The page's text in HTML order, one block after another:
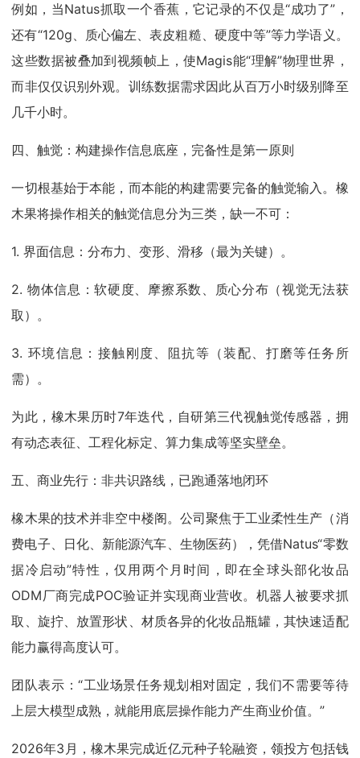
例如，当Natus抓取一个香蕉，它记录的不仅是“成功了”，
还有“120g、质心偏左、表皮粗糙、硬度中等”等力学语义。
这些数据被叠加到视频帧上，使Magis能“理解”物理世界，
而非仅仅识别外观。训练数据需求因此从百万小时级别降至
几千小时。
四、触觉：构建操作信息底座，完备性是第一原则
一切根基始于本能，而本能的构建需要完备的触觉输入。橡
木果将操作相关的触觉信息分为三类，缺一不可：
1. 界面信息：分布力、变形、滑移（最为关键）。
2. 物体信息：软硬度、摩擦系数、质心分布（视觉无法获
取）。
3. 环境信息：接触刚度、阻抗等（装配、打磨等任务所
需）。
为此，橡木果历时7年迭代，自研第三代视触觉传感器，拥
有动态表征、工程化标定、算力集成等坚实壁垒。
五、商业先行：非共识路线，已跑通落地闭环
橡木果的技术并非空中楼阁。公司聚焦于工业柔性生产（消
费电子、日化、新能源汽车、生物医药），凭借Natus“零数
据冷启动”特性，仅用两个月时间，即在全球头部化妆品
ODM厂商完成POC验证并实现商业营收。机器人被要求抓
取、旋拧、放置形状、材质各异的化妆品瓶罐，其快速适配
能力赢得高度认可。
团队表示：“工业场景任务规划相对固定，我们不需要等待
上层大模型成熟，就能用底层操作能力产生商业价值。”
2026年3月，橡木果完成近亿元种子轮融资，领投方包括钱